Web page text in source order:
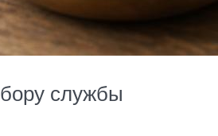
службы